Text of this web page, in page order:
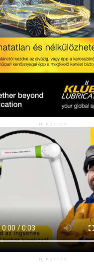
HIRDETÉS
HIRDETÉS